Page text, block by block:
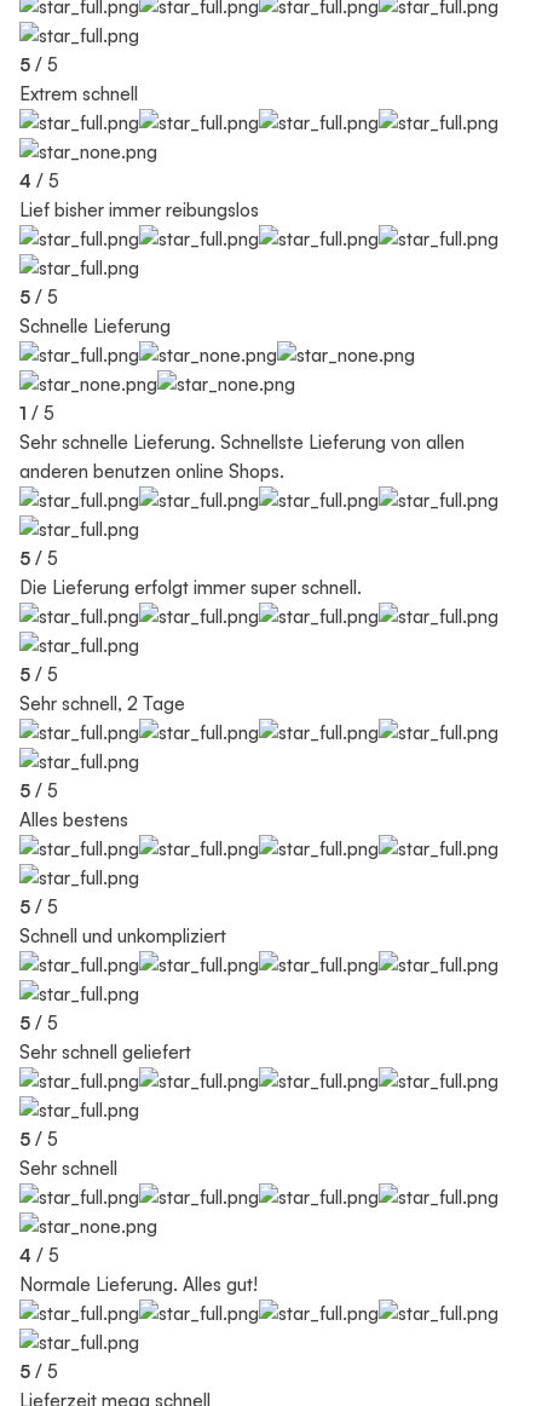
5 / 5
Extrem schnell
4 / 5
Lief bisher immer reibungslos
5 / 5
Schnelle Lieferung
1 / 5
Sehr schnelle Lieferung. Schnellste Lieferung von allen
anderen benutzen online Shops.
5 / 5
Die Lieferung erfolgt immer super schnell.
5 / 5
Sehr schnell, 2 Tage
5 / 5
Alles bestens
5 / 5
Schnell und unkompliziert
5 / 5
Sehr schnell geliefert
5 / 5
Sehr schnell
4 / 5
Normale Lieferung. Alles gut!
5 / 5
Lieferzeit mega schnell